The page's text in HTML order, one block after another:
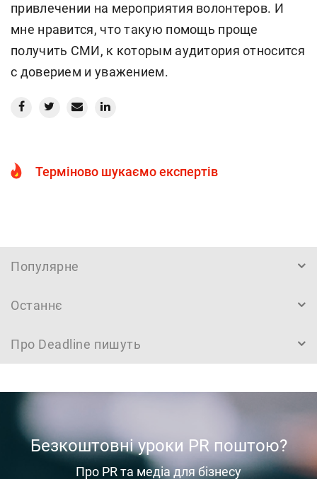
привлечении на мероприятия волонтеров. И
мне нравится, что такую помощь проще
получить СМИ, к которым аудитория относится
с доверием и уважением.
Терміново шукаємо експертів
Популярне
Останнє
Про Deadline пишуть
Безкоштовні уроки PR поштою?
Про PR та медіа для бізнесу